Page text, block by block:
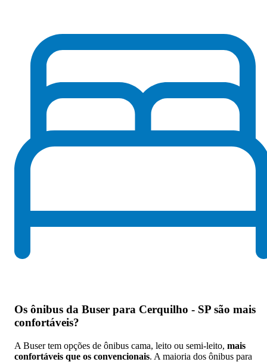
Os ônibus da Buser para Cerquilho - SP são mais
confortáveis?
A Buser tem opções de ônibus cama, leito ou semi-leito, mais
confortáveis que os convencionais. A maioria dos ônibus para